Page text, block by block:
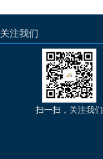
关注我们
扫一扫，关注我们